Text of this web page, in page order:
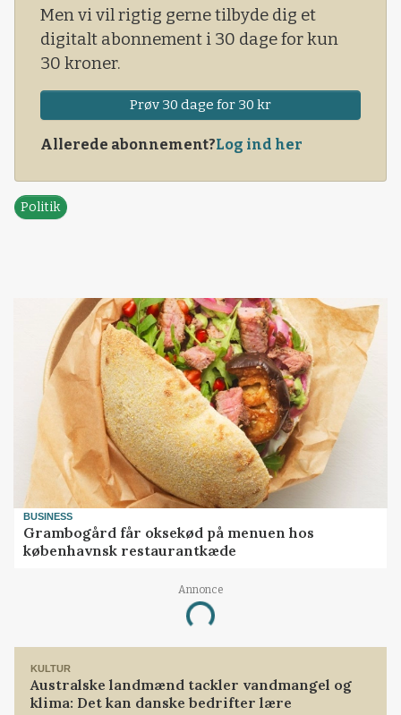
Men vi vil rigtig gerne tilbyde dig et
digitalt abonnement i 30 dage for kun
30 kroner.
Prøv 30 dage for 30 kr
Allerede abonnement?Log ind her
Politik
BUSINESS
Grambogård får oksekød på menuen hos
københavnsk restaurantkæde
Annonce
Loading...
KULTUR
Australske landmænd tackler vandmangel og
klima: Det kan danske bedrifter lære